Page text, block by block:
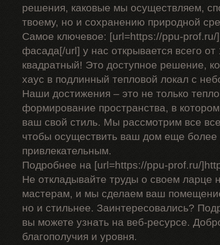
решения, каковые мы осуществляем,
твоему, но и сохранению природной
Самое ключевое: [url=https://ppu-prof.ru/
фасада[/url] у нас открывается всего
квадратный! Это доступное решение,
хаус в подлинный тепловой локал с
Наши достижения – это не только
формирование пространства, в
ваш свой стиль. Мы рассмотрим все
чтобы осуществить ваш дом еще
привлекательным.
Подробнее на [url=https://ppu-prof.ru/
Не откладывайте труды о своем ларце
мастерам, и мы сделаем ваш
но и стильнее. Заинтересовались?
вы можете узнать на веб-ресурсе.
благополучия и уровня.